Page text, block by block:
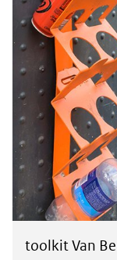
toolkit Van